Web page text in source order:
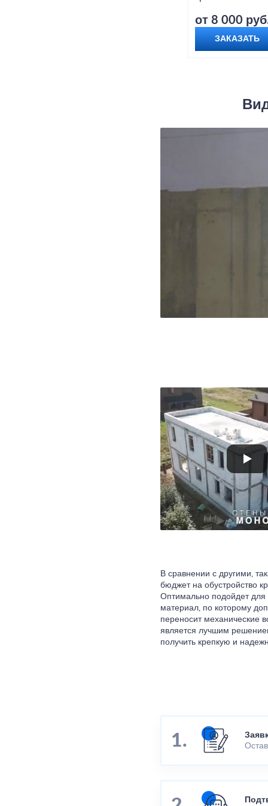
от 8 000
ЗАКАЗАТЬ
В сравнении с другими,
бюджет на обустройство
Оптимально подойдет для
материал, по которому
переносит механические
является лучшим
получить крепкую и